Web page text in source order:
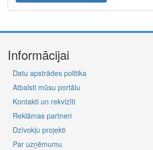
Informācijai
Datu apstrādes politika
Atbalsti mūsu portālu
Kontakti un rekvizīti
Reklāmas partneri
Dzīvokļu projekti
Par uzņēmumu